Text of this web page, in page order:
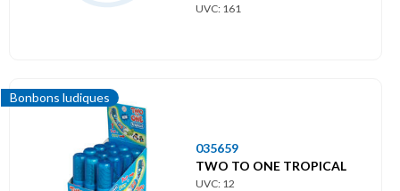
UVC: 161
Bonbons ludiques
035659
TWO TO ONE TROPICAL
UVC: 12